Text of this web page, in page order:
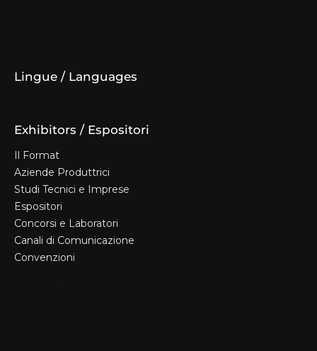
Lingue / Languages
Exhibitors / Espositori
Il Format
Aziende Produttrici
Studi Tecnici e Imprese
Espositori
Concorsi e Laboratori
Canali di Comunicazione
Convenzioni